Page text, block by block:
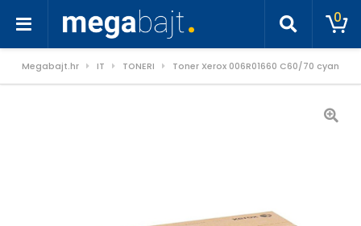
0
Megabajt.hr IT TONERI Toner Xerox 006R01660 C60/70 cyan